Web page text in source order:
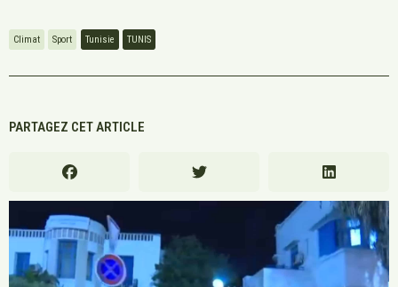
Climat Sport Tunisie TUNIS
PARTAGEZ CET ARTICLE